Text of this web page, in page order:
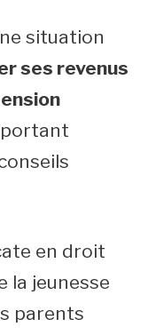
situation
ses revenus
en droit
la jeunesse
parents